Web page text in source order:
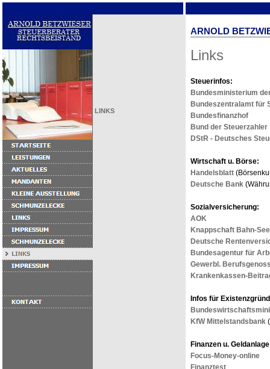
LINKS
ARNOLD
Links
Steuerinfos:
Bundesministerium
Bundeszentralamt für
Bundesfinanzhof
Bund der Steuerzahler
DStR - Deutsches
Wirtschaft u. Börse:
Handelsblatt
Deutsche Bank
Sozialversicherung:
AOK
Knappschaft Bahn-
Deutsche
Bundesagentur für
Gewerbl.
Krankenkassen-
Infos für
KfW Mittelstandsbank
Finanzen u.
Focus-Money-online
Finanztest